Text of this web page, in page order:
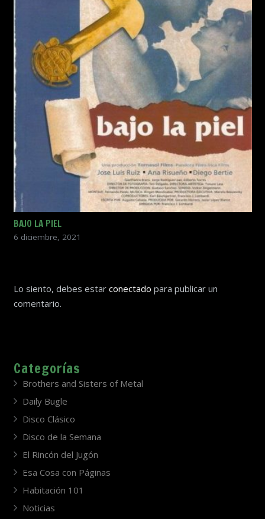
BAJO LA PIEL
6 diciembre, 2021
Lo siento, debes estar conectado para publicar un
comentario.
Categorías
Brothers and Sisters of Metal
Daily Bugle
Disco Clásico
Disco de la Semana
El Rincón del Jugón
Esa Cosa con Páginas
Habitación 101
Noticias